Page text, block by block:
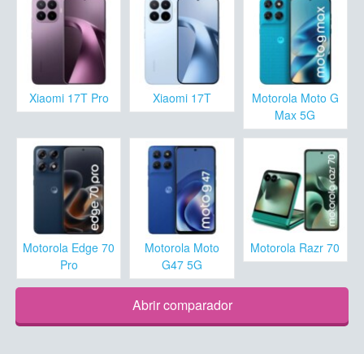
Xiaomi 17T Pro Xiaomi 17T
Motorola Moto G
Max 5G
Motorola Edge 70
Pro
Motorola Moto
G47 5G
Motorola Razr 70
Abrir comparador